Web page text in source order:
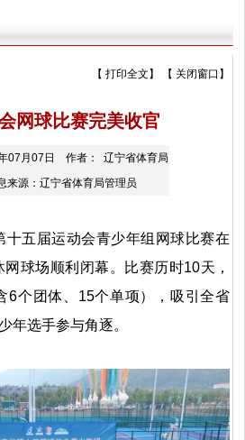
【 打印全文 】 【 关闭窗口 】
网球比赛完美收官
07月07日 作者： 辽宁省体育局
来源：辽宁省体育局管理员
五届运动会青少年组网球比赛在
球场顺利闭幕。比赛历时10天，
6个团体、15个单项），吸引全省
年选手参与角逐。